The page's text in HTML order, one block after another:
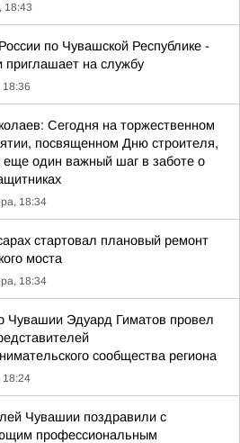
18:43
по Чувашской Республике -
приглашает на службу
18:36
Сегодня на торжественном
посвященном Дню строителя,
еще один важный шаг в заботе о
18:34
стартовал плановый ремонт
моста
18:34
Чувашии Эдуард Гиматов провел
сообщества региона
18:24
Чувашии поздравили с
профессиональным